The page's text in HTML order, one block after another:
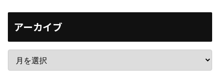
アーカイブ